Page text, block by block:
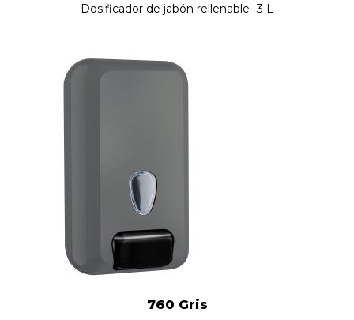
Dosificador de jabón rellenable- 3 L
760 Gris